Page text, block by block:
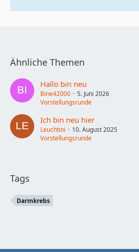
Ähnliche Themen
Hallo bin neu
Bine42000
5. Juni 2026
Vorstellungsrunde
Ich bin neu hier
Leuchtini
10. August 2025
Vorstellungsrunde
Tags
Darmkrebs